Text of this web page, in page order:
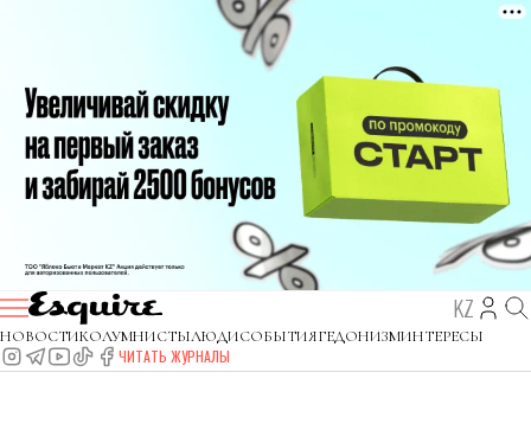
KZ
НОВОСТИКОЛУМНИСТЫЛЮДИСОБЫТИЯГЕДОНИЗМИНТЕРЕСЫ
ЧИТАТЬ ЖУРНАЛЫ